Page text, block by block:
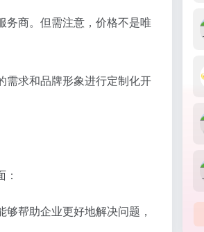
务商。但需注意，价格不是唯
需求和品牌形象进行定制化开
帮助企业更好地解决问题，